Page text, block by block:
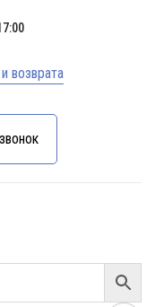
возврата